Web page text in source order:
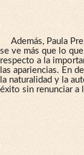
Además, Paula
se ve más que lo
respecto a la
las apariencias. En
la naturalidad y la
éxito sin renunciar a